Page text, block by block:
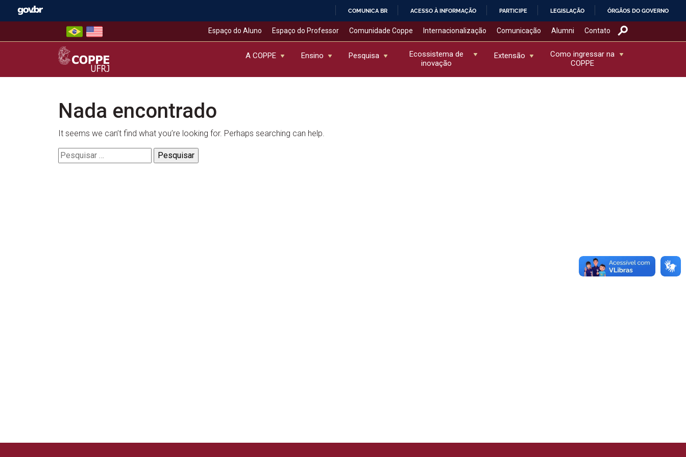
COMUNICA BR ACESSO À INFORMAÇÃO PARTICIPE LEGISLAÇÃO ÓRGÃOS DO GOVERNO
Espaço do Aluno Espaço do Professor Comunidade Coppe Internacionalização Comunicação Alumni Contato
COPPE – UFRJ
A COPPE Ensino Pesquisa
Ecossistema de
inovação
Extensão
Como ingressar na
COPPE
Nada encontrado
It seems we can’t find what you’re looking for. Perhaps searching can help.
Pesquisar
por: